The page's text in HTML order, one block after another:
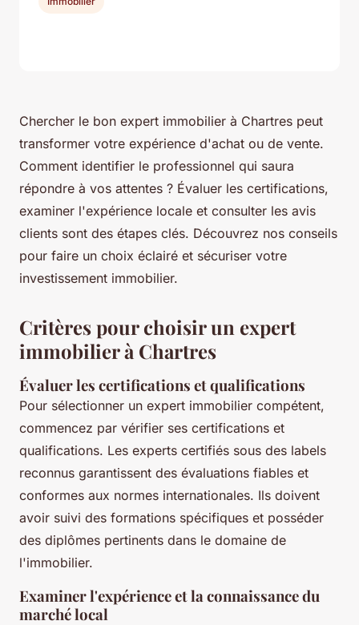
Chercher le bon expert immobilier à Chartres peut
transformer votre expérience d'achat ou de vente.
Comment identifier le professionnel qui saura
répondre à vos attentes ? Évaluer les certifications,
examiner l'expérience locale et consulter les avis
clients sont des étapes clés. Découvrez nos conseils
pour faire un choix éclairé et sécuriser votre
investissement immobilier.
Critères pour choisir un expert
immobilier à Chartres
Évaluer les certifications et qualifications
Pour sélectionner un expert immobilier compétent,
commencez par vérifier ses certifications et
qualifications. Les experts certifiés sous des labels
reconnus garantissent des évaluations fiables et
conformes aux normes internationales. Ils doivent
avoir suivi des formations spécifiques et posséder
des diplômes pertinents dans le domaine de
l'immobilier.
Examiner l'expérience et la connaissance du
marché local